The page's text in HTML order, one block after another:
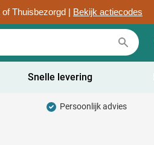
Thuisbezorgd | Bekijk actiecodes
Snelle levering
Persoonlijk advies